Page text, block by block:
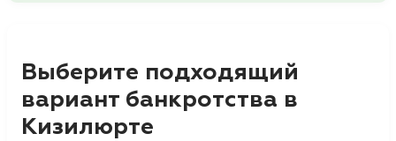
Выберите подходящий
вариант банкротства в
Кизилюрте